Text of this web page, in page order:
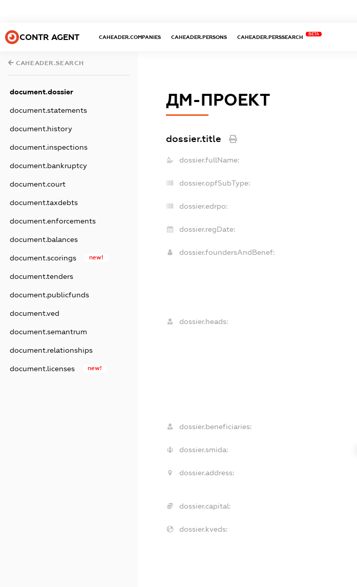
CONTR AGENT CAHEADER.COMPANIES CAHEADER.PERSONS CAHEADER.PERSSEARCH
BETA
CAHEADER.SEARCH
document.dossier
document.statements
document.history
document.inspections
document.bankruptcy
document.court
document.taxdebts
document.enforcements
document.balances
document.scorings new!
document.tenders
document.publicfunds
document.ved
document.semantrum
document.relationships
document.licenses new!
ДМ-ПРОЕКТ
dossier.title
dossier.fullName:
dossier.opfSubType:
dossier.edrpo:
dossier.regDate:
dossier.foundersAndBenef:
dossier.heads:
dossier.beneficiaries:
dossier.smida:
dossier.address:
dossier.capital:
dossier.kveds: